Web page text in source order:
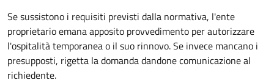
Se sussistono i requisiti previsti dalla normativa, l'ente
proprietario emana apposito provvedimento per autorizzare
l'ospitalità temporanea o il suo rinnovo. Se invece mancano i
presupposti, rigetta la domanda dandone comunicazione al
richiedente.